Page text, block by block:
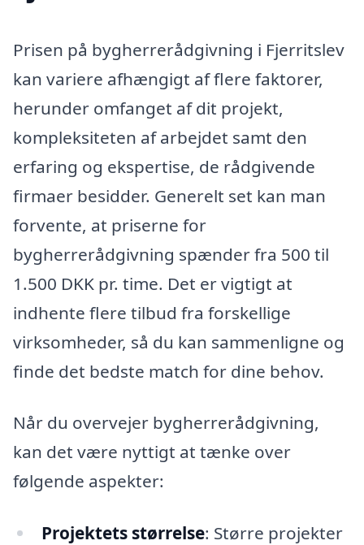
Prisen på bygherrerådgivning i Fjerritslev
kan variere afhængigt af flere faktorer,
herunder omfanget af dit projekt,
kompleksiteten af arbejdet samt den
erfaring og ekspertise, de rådgivende
firmaer besidder. Generelt set kan man
forvente, at priserne for
bygherrerådgivning spænder fra 500 til
1.500 DKK pr. time. Det er vigtigt at
indhente flere tilbud fra forskellige
virksomheder, så du kan sammenligne og
finde det bedste match for dine behov.
Når du overvejer bygherrerådgivning,
kan det være nyttigt at tænke over
følgende aspekter:
Projektets størrelse: Større projekter